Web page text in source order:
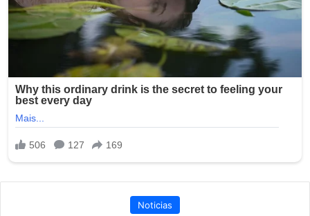
Noticias